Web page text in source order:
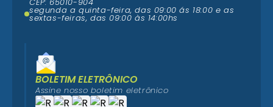
segunda a quinta-feira, das 09:00 ás 18:00 e as
sextas-feiras, das 09:00 às 14:00hs
BOLETIM ELETRÔNICO
Assine nosso boletim eletrônico